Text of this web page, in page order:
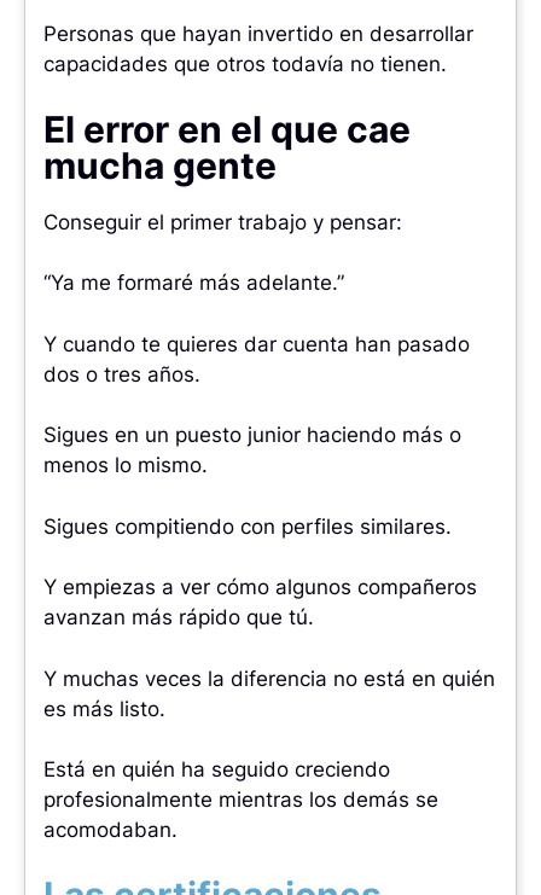
Personas que hayan invertido en desarrollar
capacidades que otros todavía no tienen.
El error en el que cae
mucha gente
Conseguir el primer trabajo y pensar:
“Ya me formaré más adelante.”
Y cuando te quieres dar cuenta han pasado
dos o tres años.
Sigues en un puesto junior haciendo más o
menos lo mismo.
Sigues compitiendo con perfiles similares.
Y empiezas a ver cómo algunos compañeros
avanzan más rápido que tú.
Y muchas veces la diferencia no está en quién
es más listo.
Está en quién ha seguido creciendo
profesionalmente mientras los demás se
acomodaban.